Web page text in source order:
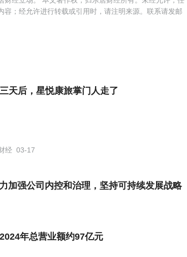
；经允许进行转载或引用时，请注明来源。联系请发邮
天后，星悦康旅掌门人走了
经 03-17
加强公司内控和治理，坚持可持续发展战略
年总营业额约97亿元